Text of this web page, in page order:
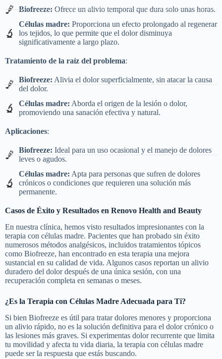
Biofreeze:Ofrece un alivio temporal que dura solo unas horas.
Células madre: Proporciona un efecto prolongado al regenerar
los tejidos, lo que permite que el dolor disminuya
significativamente a largo plazo.
Tratamiento de la raíz del problema:
Biofreeze: Alivia el dolor superficialmente, sin atacar la causa
del dolor.
Células madre: Aborda el origen de la lesión o dolor,
promoviendo una sanación efectiva y natural.
Aplicaciones:
Biofreeze: Ideal para un uso ocasional y el manejo de dolores
leves o agudos.
Células madre: Apta para personas que sufren de dolores
crónicos o condiciones que requieren una solución más
permanente.
Casos de Éxito y Resultados en Renovo Health and Beauty
En nuestra clínica, hemos visto resultados impresionantes con la
terapia con células madre. Pacientes que han probado sin éxito
numerosos métodos analgésicos, incluidos tratamientos tópicos
como Biofreeze, han encontrado en esta terapia una mejora
sustancial en su calidad de vida. Algunos casos reportan un alivio
duradero del dolor después de una única sesión, con una
recuperación completa en semanas o meses.
¿Es la Terapia con Células Madre Adecuada para Ti?
Si bien Biofreeze es útil para tratar dolores menores y proporciona
un alivio rápido, no es la solución definitiva para el dolor crónico o
las lesiones más graves. Si experimentas dolor recurrente que limita
tu movilidad y afecta tu vida diaria, la terapia con células madre
puede ser la respuesta que estás buscando.